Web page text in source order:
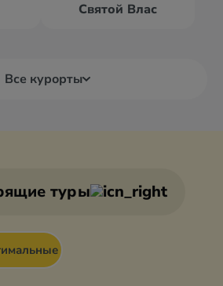
Святой Влас
Все курорты
Боровец
туры